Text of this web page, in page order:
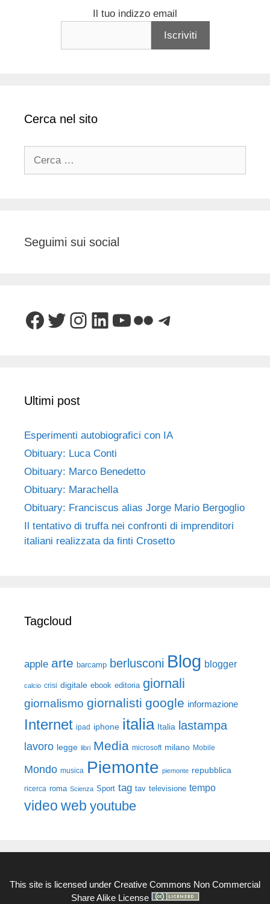
Il tuo indizzo email
Cerca nel sito
Seguimi sui social
Facebook
Twitter
Instagram
LinkedIn
YouTube
FlickrTelegram
Ultimi post
Esperimenti autobiografici con IA
Obituary: Luca Conti
Obituary: Marco Benedetto
Obituary: Marachella
Obituary: Franciscus alias Jorge Mario Bergoglio
Il tentativo di truffa nei confronti di imprenditori
italiani realizzata da finti Crosetto
Tagcloud
apple arte barcamp berlusconi Blog blogger
calcio crisi digitale ebook editoria giornali
giornalismo giornalisti google informazione
Internet ipad iphone italia Italia lastampa
lavoro legge libri Media microsoft milano Mobile
Mondo musica Piemonte piemonte repubblica
ricerca roma Scienza Sport tag tav televisione tempo
video web youtube
This site is licensed under Creative Commons Non Commercial
Share Alike License